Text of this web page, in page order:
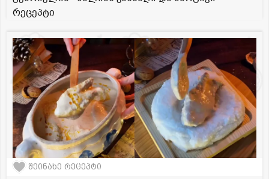
რეცეპტი
შეინახე რეცეპტი